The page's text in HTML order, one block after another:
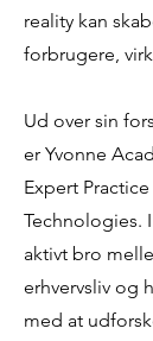
reality kan
forbrugere,
Ud over sin
er Yvonne
Expert
Technologies.
aktivt bro
erhvervsliv og
med at